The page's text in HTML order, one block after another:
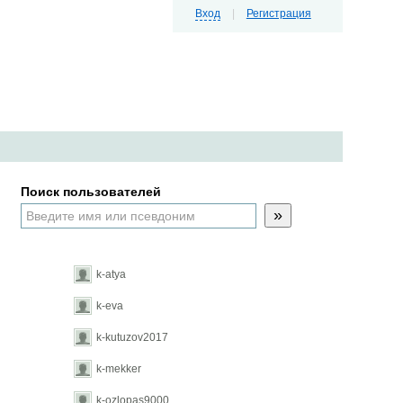
Вход Регистрация
Поиск пользователей
»
k-atya
k-eva
k-kutuzov2017
k-mekker
k-ozlopas9000